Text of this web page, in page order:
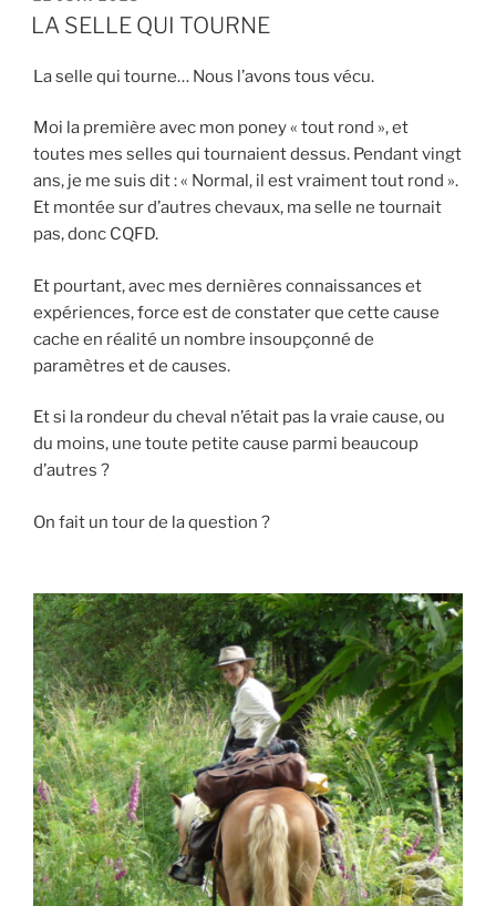
b
o
t
r
l
e
LE
LA SELLE QUI TOURNE
La selle qui tourne… Nous l’avons tous vécu.
Moi la première avec mon poney « tout rond », et
toutes mes selles qui tournaient dessus. Pendant vingt
ans, je me suis dit : « Normal, il est vraiment tout rond ».
Et montée sur d’autres chevaux, ma selle ne tournait
pas, donc CQFD.
Et pourtant, avec mes dernières connaissances et
expériences, force est de constater que cette cause
cache en réalité un nombre insoupçonné de
paramètres et de causes.
Et si la rondeur du cheval n’était pas la vraie cause, ou
du moins, une toute petite cause parmi beaucoup
d’autres ?
On fait un tour de la question ?